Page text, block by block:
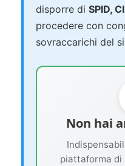
disporre di SPID,
procedere con
sovraccarichi del
Non hai
piattaforma di